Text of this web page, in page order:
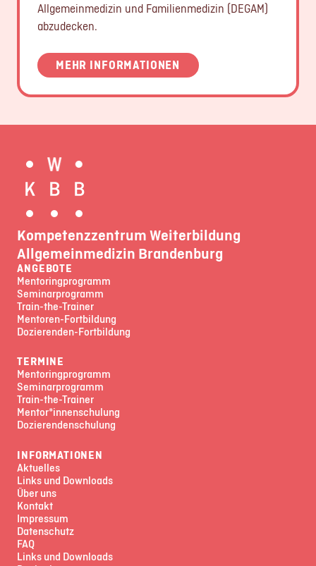
Allgemeinmedizin und Familienmedizin (DEGAM)
abzudecken.
MEHR INFORMATIONEN
Kompetenzzentrum Weiterbildung
Allgemeinmedizin Brandenburg
ANGEBOTE
Mentoringprogramm
Seminarprogramm
Train-the-Trainer
Mentoren-Fortbildung
Dozierenden-Fortbildung
TERMINE
Mentoringprogramm
Seminarprogramm
Train-the-Trainer
Mentor*innenschulung
Dozierendenschulung
INFORMATIONEN
Aktuelles
Links und Downloads
Über uns
Kontakt
Impressum
Datenschutz
FAQ
Links und Downloads